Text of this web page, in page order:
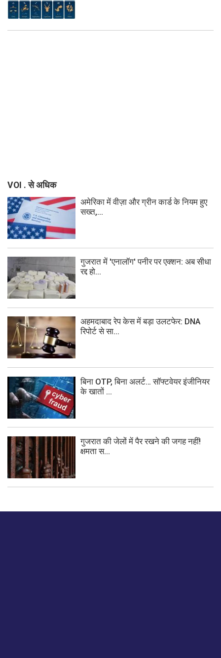
VOI . से अधिक
अमेरिका में वीज़ा और ग्रीन कार्ड के नियम हुए
सख्त,...
गुजरात में 'एनालॉग' पनीर पर एक्शन: अब सीधा
रद्द हो...
अहमदाबाद रेप केस में बड़ा उलटफेर: DNA
रिपोर्ट से सा...
बिना OTP, बिना अलर्ट… सॉफ्टवेयर इंजीनियर
के खातों ...
गुजरात की जेलों में पैर रखने की जगह नहीं!
क्षमता स...